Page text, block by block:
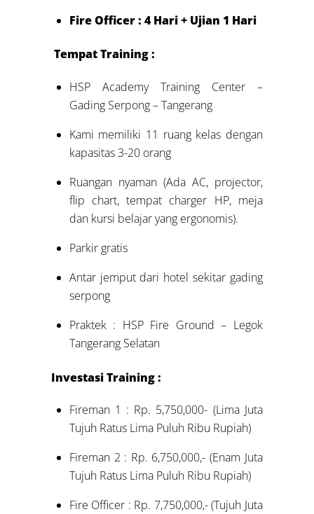
Fire Officer : 4 Hari + Ujian 1 Hari
Tempat Training :
HSP Academy Training Center –
Gading Serpong – Tangerang
Kami memiliki 11 ruang kelas dengan
kapasitas 3-20 orang
Ruangan nyaman (Ada AC, projector,
flip chart, tempat charger HP, meja
dan kursi belajar yang ergonomis).
Parkir gratis
Antar jemput dari hotel sekitar gading
serpong
Praktek : HSP Fire Ground – Legok
Tangerang Selatan
Investasi Training :
Fireman 1 : Rp. 5,750,000- (Lima Juta
Tujuh Ratus Lima Puluh Ribu Rupiah)
Fireman 2 : Rp. 6,750,000,- (Enam Juta
Tujuh Ratus Lima Puluh Ribu Rupiah)
Fire Officer : Rp. 7,750,000,- (Tujuh Juta